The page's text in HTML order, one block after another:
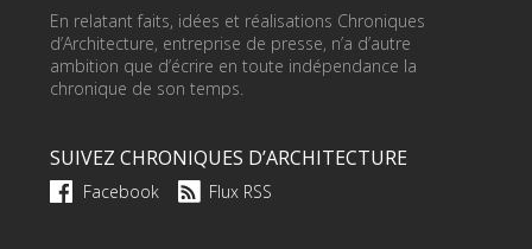
En relatant faits, idées et réalisations Chroniques
d’Architecture, entreprise de presse, n’a d’autre
ambition que d’écrire en toute indépendance la
chronique de son temps.
SUIVEZ CHRONIQUES D’ARCHITECTURE
Facebook Flux RSS